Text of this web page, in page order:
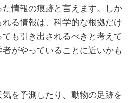
情報の痕跡と言えます。しか
る情報は、科学的な根拠だけ
も引き出されるべきと考えて
がやっていることに近いかも
を予測したり、動物の足跡を